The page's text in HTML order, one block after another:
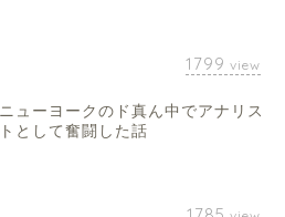
1799 view
ニューヨークのド真ん中でアナリス
トとして奮闘した話